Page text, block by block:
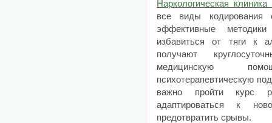
Наркологическая
все виды кодирования
эффективные
избавиться от тяги к
получают
медицинскую
психотерапевтическую
важно пройти курс
адаптироваться к
предотвратить срывы.